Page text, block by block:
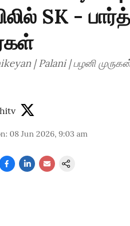
SK -
| Palani | பழனி
: 08 Jun 2026, 9:03 am